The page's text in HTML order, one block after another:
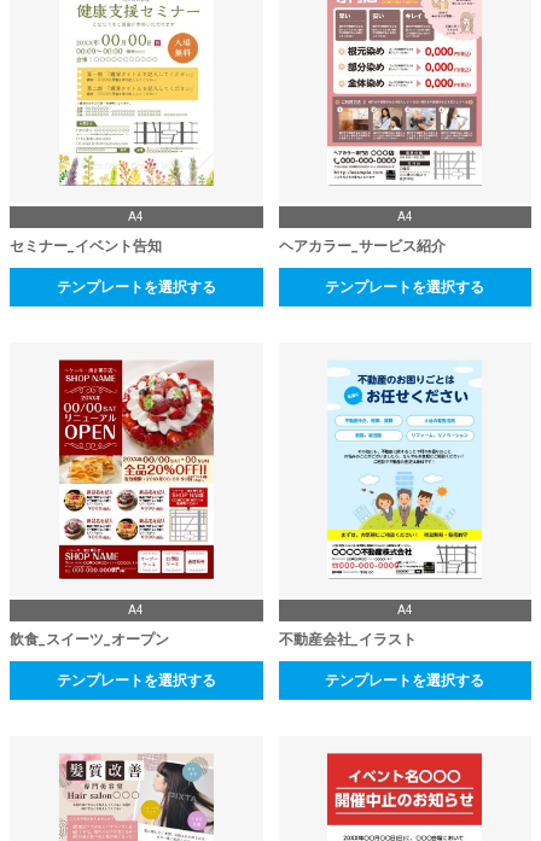
A4
セミナー_イベント告知
テンプレートを選択する
A4
ヘアカラー_サービス紹介
テンプレートを選択する
A4
飲食_スイーツ_オープン
テンプレートを選択する
A4
不動産会社_イラスト
テンプレートを選択する